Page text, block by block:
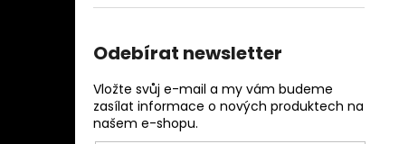
Odebírat newsletter
Vložte svůj e-mail a my vám budeme
zasílat informace o nových produktech na
našem e-shopu.